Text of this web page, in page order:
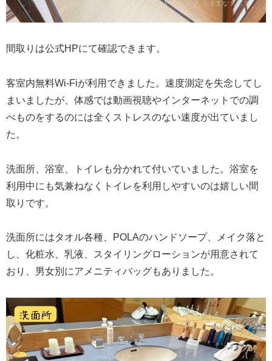
間取りは公式HPにて確認できます。
客室内無料Wi-Fiが利用できました。速度測定を失念してし
まいましたが、体感では動画視聴やインターネットでの調
べものをするのには全くストレスのない速度が出ていまし
た。
洗面所、浴室、トイレも分かれて付いていました。浴室を
利用中にも気兼ねなくトイレを利用しやすいのは嬉しい間
取りです。
洗面所にはタオル各種、POLAのハンドソープ、メイク落と
し、化粧水、乳液、スタイリングローションが用意されて
おり、男女別にアメニティバッグもありました。